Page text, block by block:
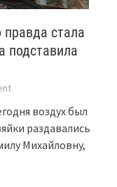
стала
подставила
воздух был
раздавались
Михайловну,